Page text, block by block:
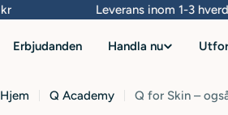
Hopp
innhold
Leverans inom 1-3
Erbjudanden Handla nu
Hjem Q Academy Q for Skin –